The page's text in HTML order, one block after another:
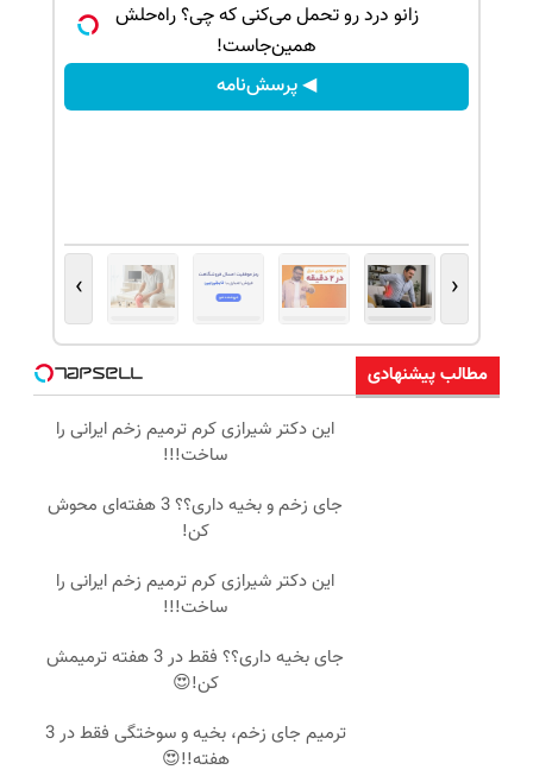
زانو درد رو تحمل می‌کنی که چی؟ راه‌حلش
همین‌جاست!
◀ پرسش‌نامه
‹
›
مطالب پیشنهادی
این دکتر شیرازی کرم ترمیم زخم ایرانی را
ساخت!!!
جای زخم و بخیه داری؟؟ 3 هفته‌ای محوش
کن!
این دکتر شیرازی کرم ترمیم زخم ایرانی را
ساخت!!!
جای بخیه داری؟؟ فقط در 3 هفته ترمیمش
کن!😍
ترمیم جای زخم، بخیه و سوختگی فقط در 3
هفته!!😍